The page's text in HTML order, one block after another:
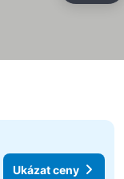
Ukázat ceny